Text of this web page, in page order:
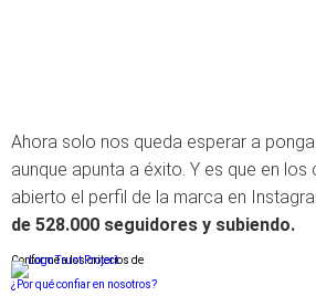
Ahora solo nos queda esperar a
aunque apunta a éxito. Y es que en
abierto el perfil de la marca en
de 528.000 seguidores y subiendo.
Conforme a los criterios de
¿Por qué confiar en nosotros?